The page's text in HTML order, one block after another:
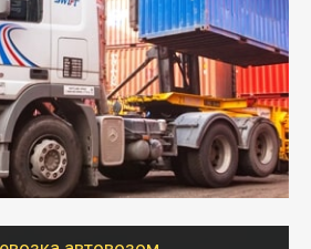
на специальном
быстро, качественно и
компания поможет
в порт и из порта
на контейнеровозе,
(открытых кузовах),
крепления.